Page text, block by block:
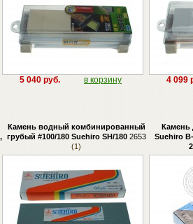
5 040 руб. в корзину 4 099
Камень водный комбинированный
грубый #100/180 Suehiro SH/1802653
(1)
Камень
Suehiro